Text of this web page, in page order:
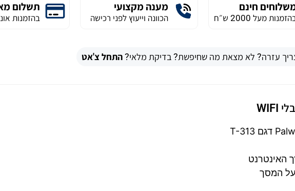
חינם
מעל 2000 ש״ח
מענה מקצועי
הכוונה וייעוץ לפני רכישה
תשלום
בהזמנות
עזרה? לא מצאת מה שחיפשת? בדיקת מלאי?התחל צ'אט
המסך